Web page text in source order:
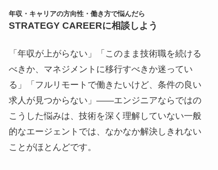
年収・キャリアの方向性・働き方で悩んだら
STRATEGY CAREERに相談しよう
「年収が上がらない」「このまま技術職を続ける
べきか、マネジメントに移行すべきか迷ってい
る」「フルリモートで働きたいけど、条件の良い
求人が見つからない」――エンジニアならではの
こうした悩みは、技術を深く理解していない一般
的なエージェントでは、なかなか解決しきれない
ことがほとんどです。